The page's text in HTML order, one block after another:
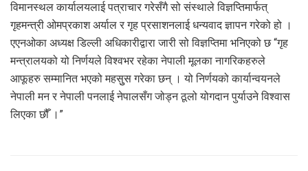
विमानस्थल कार्यालयलाई पत्राचार गरेसँगै सो संस्थाले विज्ञप्तिमार्फत्
गृहमन्त्री ओमप्रकाश अर्याल र गृह प्रसाशनलाई धन्यवाद ज्ञापन गरेको हो ।
एएनओका अध्यक्ष डिल्ली अधिकारीद्वारा जारी सो विज्ञप्तिमा भनिएको छ “गृह
मन्त्रालयको यो निर्णयले विश्वभर रहेका नेपाली मूलका नागरिकहरुले
आफूहरु सम्मानित भएको महसुुस गरेका छन् । यो निर्णयको कार्यान्वयनले
नेपाली मन र नेपाली पनलाई नेपालसँग जोड्न ठूलो योगदान पुर्याउने विश्वास
लिएका छौँ ।”